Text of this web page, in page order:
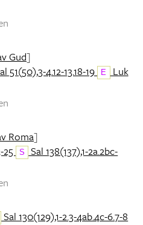
Gud]
51(50),3-4.12-13.18-19 E
Luk
Roma]
25 S
Sal 138(137),1-2a.2bc-
Sal 130(129),1-2.3-4ab.4c-6.7-8